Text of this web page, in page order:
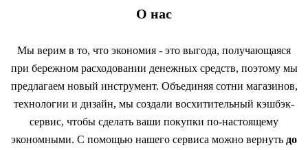
О нас
Мы верим в то, что экономия - это выгода, получающаяся
при бережном расходовании денежных средств, поэтому мы
предлагаем новый инструмент. Объединяя сотни магазинов,
технологии и дизайн, мы создали восхитительный кэшбэк-
сервис, чтобы сделать ваши покупки по-настоящему
экономными. С помощью нашего сервиса можно вернуть до